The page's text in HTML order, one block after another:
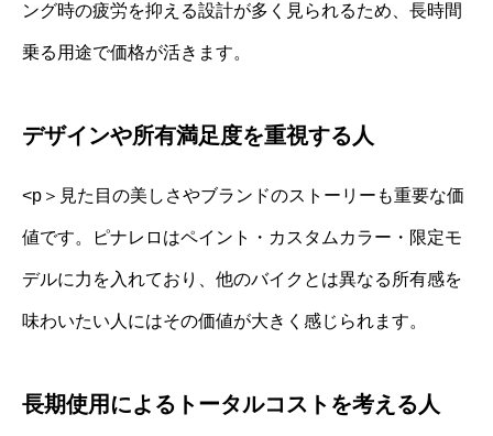
ング時の疲労を抑える設計が多く見られるため、長時間
乗る用途で価格が活きます。
デザインや所有満足度を重視する人
<p＞見た目の美しさやブランドのストーリーも重要な価
値です。ピナレロはペイント・カスタムカラー・限定モ
デルに力を入れており、他のバイクとは異なる所有感を
味わいたい人にはその価値が大きく感じられます。
長期使用によるトータルコストを考える人